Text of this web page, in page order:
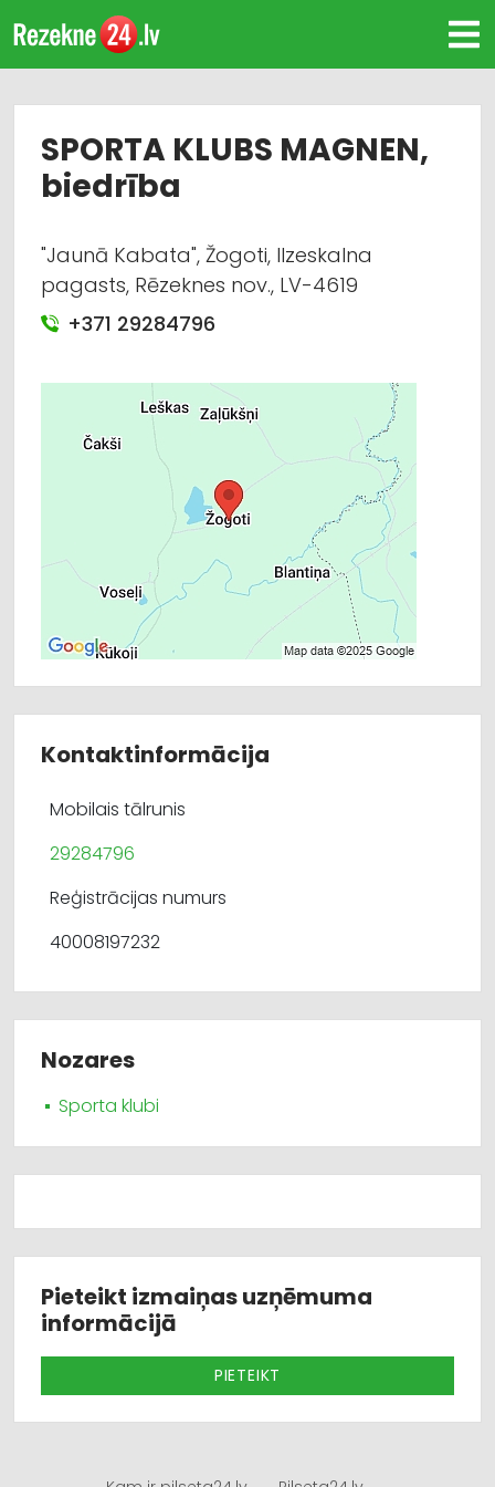
SPORTA KLUBS MAGNEN,
biedrība
"Jaunā Kabata", Žogoti, Ilzeskalna
pagasts, Rēzeknes nov., LV-4619
+371 29284796
Kontaktinformācija
Mobilais tālrunis
29284796
Reģistrācijas numurs
40008197232
Nozares
Sporta klubi
Pieteikt izmaiņas uzņēmuma
informācijā
PIETEIKT